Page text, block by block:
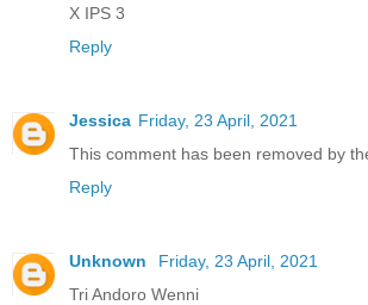
X IPS 3
Reply
Jessica Friday, 23 April, 2021
This comment has been removed by
Reply
Unknown
Friday, 23 April, 2021
Tri Andoro Wenni